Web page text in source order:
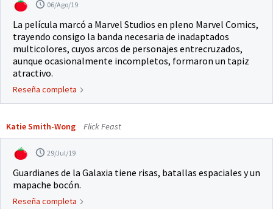
06/Ago/19
La película marcó a Marvel Studios en pleno Marvel Comics,
trayendo consigo la banda necesaria de inadaptados
multicolores, cuyos arcos de personajes entrecruzados,
aunque ocasionalmente incompletos, formaron un tapiz
atractivo.
Reseña completa
Katie Smith-Wong Flick Feast
29/Jul/19
Guardianes de la Galaxia tiene risas, batallas espaciales y un
mapache bocón.
Reseña completa